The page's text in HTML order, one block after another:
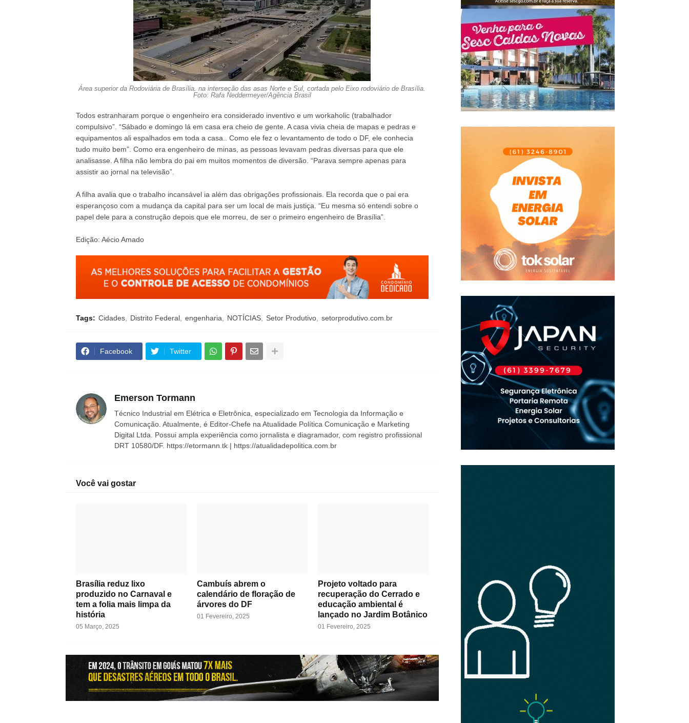
Área superior da Rodoviária de Brasília. na interseção das asas Norte e Sul, cortada pelo Eixo rodoviário de Brasília.
Foto: Rafa Neddermeyer/Agência Brasil
Todos estranharam porque o engenheiro era considerado inventivo e um workaholic (trabalhador
compulsivo”. “Sábado e domingo lá em casa era cheio de gente. A casa vivia cheia de mapas e pedras e
equipamentos ali espalhados em toda a casa.. Como ele fez o levantamento de todo o DF, ele conhecia
tudo muito bem”. Como era engenheiro de minas, as pessoas levavam pedras diversas para que ele
analisasse. A filha não lembra do pai em muitos momentos de diversão. “Parava sempre apenas para
assistir ao jornal na televisão”.
A filha avalia que o trabalho incansável ia além das obrigações profissionais. Ela recorda que o pai era
esperançoso com a mudança da capital para ser um local de mais justiça. “Eu mesma só entendi sobre o
papel dele para a construção depois que ele morreu, de ser o primeiro engenheiro de Brasília”.
Edição: Aécio Amado
Tags: Cidades Distrito Federal engenharia NOTÍCIAS Setor Produtivo setorprodutivo.com.br
Facebook Twitter
Emerson Tormann
Técnico Industrial em Elétrica e Eletrônica, especializado em Tecnologia da Informação e
Comunicação. Atualmente, é Editor-Chefe na Atualidade Política Comunicação e Marketing
Digital Ltda. Possui ampla experiência como jornalista e diagramador, com registro profissional
DRT 10580/DF. https://etormann.tk | https://atualidadepolitica.com.br
Você vai gostar
Brasília reduz lixo
produzido no Carnaval e
tem a folia mais limpa da
história
05 Março, 2025
Cambuís abrem o
calendário de floração de
árvores do DF
01 Fevereiro, 2025
Projeto voltado para
recuperação do Cerrado e
educação ambiental é
lançado no Jardim Botânico
01 Fevereiro, 2025